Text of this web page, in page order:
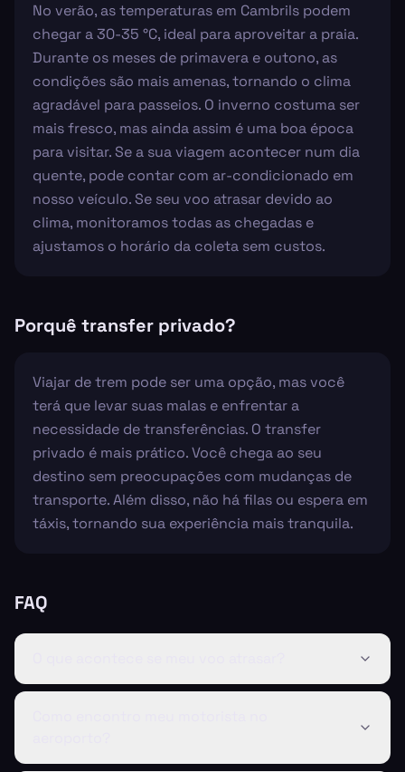
No verão, as temperaturas em Cambrils podem
chegar a 30-35 °C, ideal para aproveitar a praia.
Durante os meses de primavera e outono, as
condições são mais amenas, tornando o clima
agradável para passeios. O inverno costuma ser
mais fresco, mas ainda assim é uma boa época
para visitar. Se a sua viagem acontecer num dia
quente, pode contar com ar-condicionado em
nosso veículo. Se seu voo atrasar devido ao
clima, monitoramos todas as chegadas e
ajustamos o horário da coleta sem custos.
Porquê transfer privado?
Viajar de trem pode ser uma opção, mas você
terá que levar suas malas e enfrentar a
necessidade de transferências. O transfer
privado é mais prático. Você chega ao seu
destino sem preocupações com mudanças de
transporte. Além disso, não há filas ou espera em
táxis, tornando sua experiência mais tranquila.
FAQ